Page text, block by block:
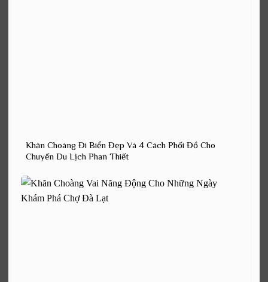
Khăn Choàng Đi Biển Đẹp Và 4 Cách Phối Đồ Cho
Chuyến Du Lịch Phan Thiết